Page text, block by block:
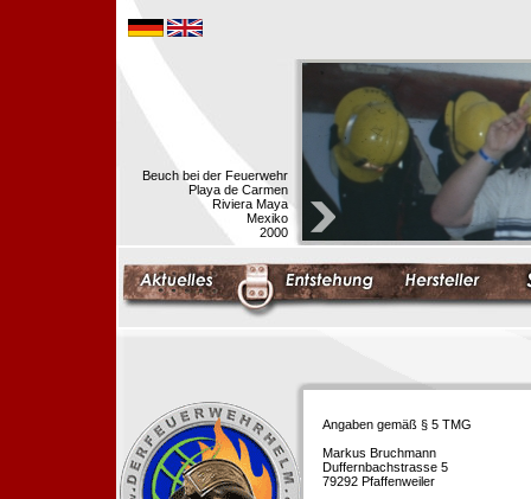
Beuch bei der Feuerwehr
Playa de Carmen
Riviera Maya
Mexiko
2000
Angaben gemäß § 5 TMG
Markus Bruchmann
Duffernbachstrasse 5
79292 Pfaffenweiler